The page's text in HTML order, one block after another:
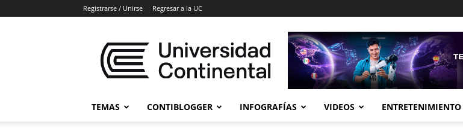
Registrarse / Unirse Regresar a la UC
Universidad
Continental
TEMAS CONTIBLOGGER INFOGRAFÍAS VIDEOS ENTRETENIMIENTO